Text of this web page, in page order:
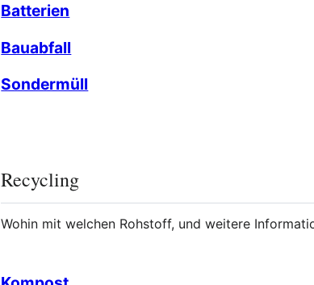
Batterien
Bauabfall
Sondermüll
Recycling
Wohin mit welchen Rohstoff, und weitere